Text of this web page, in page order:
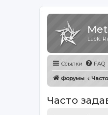
Luck.
Ссылки FAQ
Форумы
Часто